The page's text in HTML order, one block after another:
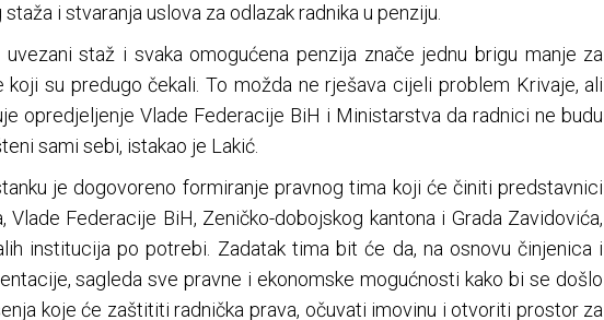
staža i stvaranja uslova za odlazak radnika u penziju.
uvezani staž i svaka omogućena penzija znače jednu brigu manje za
koji su predugo čekali. To možda ne rješava cijeli problem Krivaje, ali
opredjeljenje Vlade Federacije BiH i Ministarstva da radnici ne budu
sami sebi, istakao je Lakić.
je dogovoreno formiranje pravnog tima koji će činiti predstavnici
Vlade Federacije BiH, Zeničko-dobojskog kantona i Grada Zavidovića,
institucija po potrebi. Zadatak tima bit će da, na osnovu činjenica i
sagleda sve pravne i ekonomske mogućnosti kako bi se došlo
koje će zaštititi radnička prava, očuvati imovinu i otvoriti prostor za